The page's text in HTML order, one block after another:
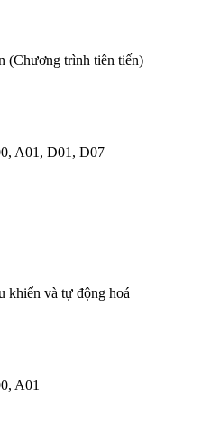
(Chương trình tiên tiến)
A01, D01, D07
khiển và tự động hoá
A01